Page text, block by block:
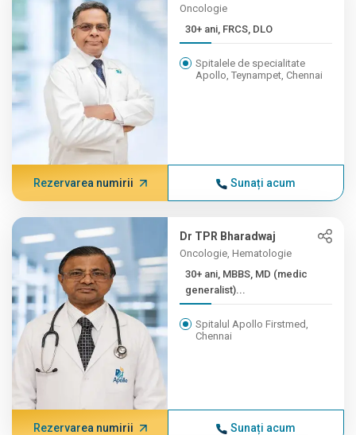
Oncologie
30+ ani, FRCS, DLO
Spitalele de specialitate
Apollo, Teynampet, Chennai
Rezervarea numirii Sunați acum
Dr TPR Bharadwaj
Oncologie, Hematologie
30+ ani, MBBS, MD (medic
generalist)...
Spitalul Apollo Firstmed,
Chennai
Rezervarea numirii Sunați acum